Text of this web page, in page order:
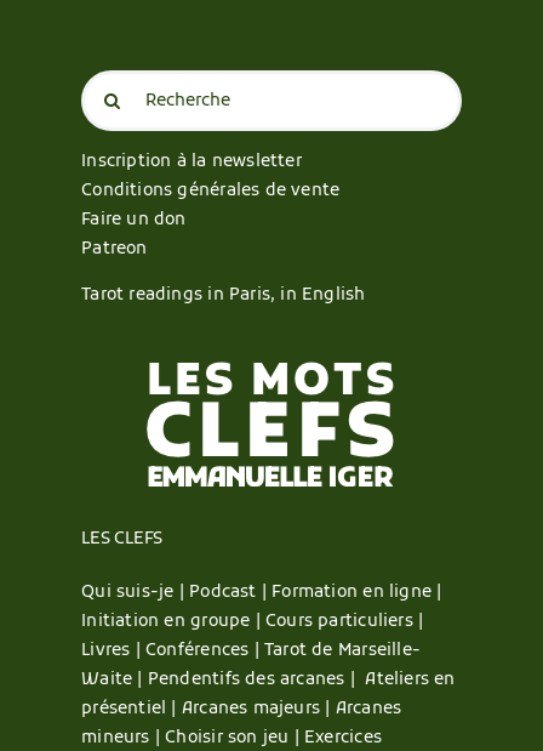
Search
for:
Inscription à la newsletter
Conditions générales de vente
Faire un don
Patreon
Tarot readings in Paris, in English
LES CLEFS
Qui suis-je | Podcast | Formation en ligne |
Initiation en groupe |Cours particuliers |
Livres |Conférences |Tarot de Marseille-
Waite | Pendentifs des arcanes |Ateliers en
présentiel | Arcanes majeurs | Arcanes
mineurs |Choisir son jeu | Exercices